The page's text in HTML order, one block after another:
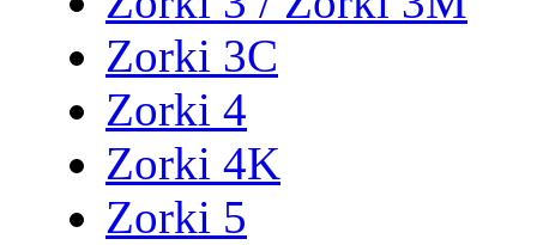
Zorki 3C
Zorki 4
Zorki 4K
Zorki 5